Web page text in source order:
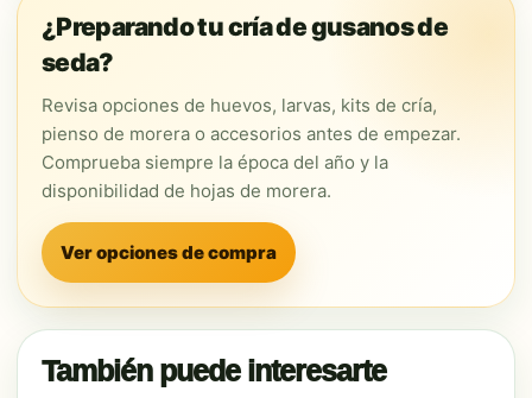
¿Preparando tu cría de gusanos de
seda?
Revisa opciones de huevos, larvas, kits de cría,
pienso de morera o accesorios antes de empezar.
Comprueba siempre la época del año y la
disponibilidad de hojas de morera.
Ver opciones de compra
También puede interesarte